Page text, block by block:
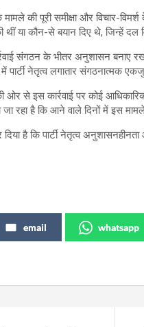
की पूरी समीक्षा और विचार-विमर्श
थीं या कौन-से बयान दिए थे, जिन्हें दल
संगठन के भीतर अनुशासन बनाए
पार्टी नेतृत्व लगातार संगठनात्मक
से इस कार्रवाई पर कोई
रहा है कि आने वाले दिनों में इस
है कि पार्टी नेतृत्व अनुशासनहीनता
email whatsapp